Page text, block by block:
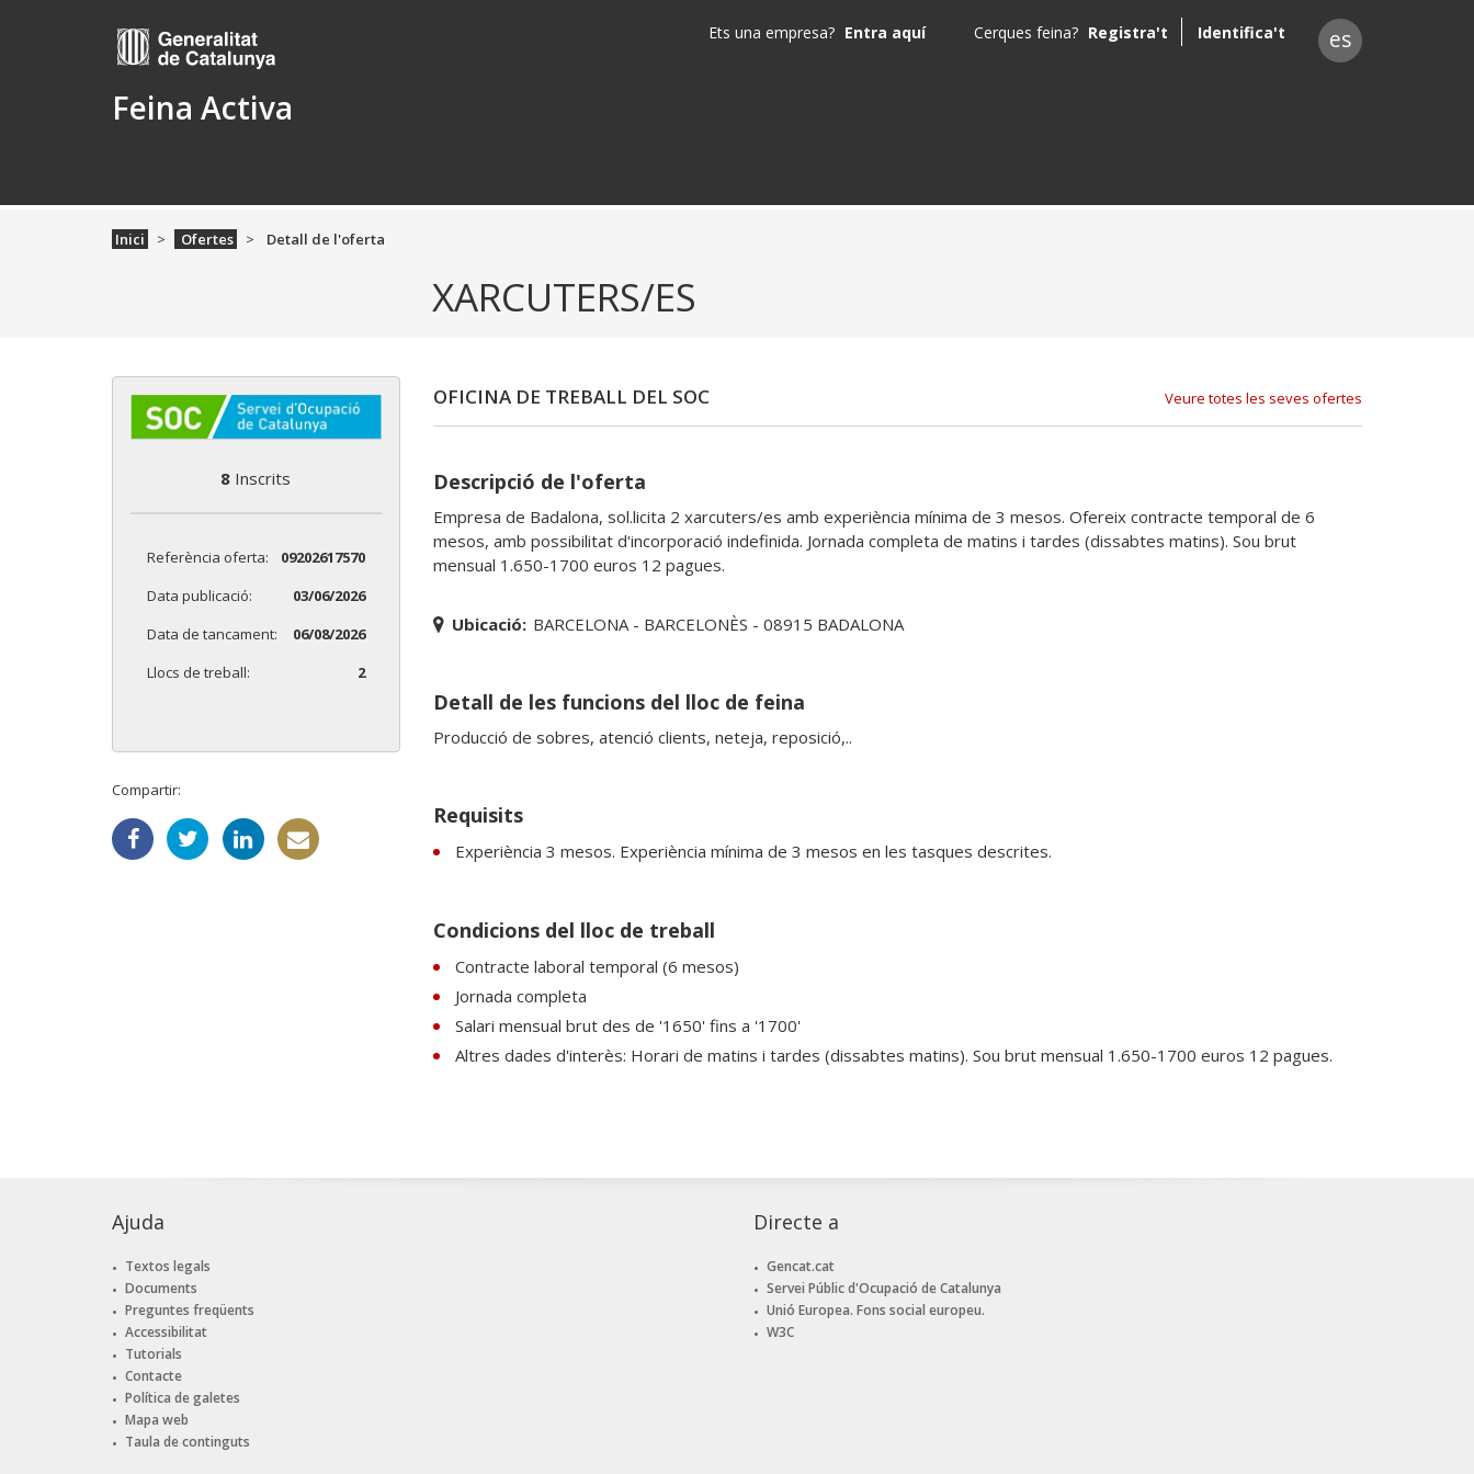
Feina Activa
Ets una empresa? Entra aquí Cerques feina? Registra't Identifica't es
Inici Ofertes Detall de l'oferta
XARCUTERS/ES
8 Inscrits
Referència oferta:
09202617570
Data publicació:
03/06/2026
Data de tancament:
06/08/2026
Llocs de treball:
2
Compartir:
OFICINA DE TREBALL DEL SOC Veure totes les seves ofertes
Descripció de l'oferta
Empresa de Badalona, sol.licita 2 xarcuters/es amb experiència mínima de 3 mesos. Ofereix contracte temporal de 6
mesos, amb possibilitat d'incorporació indefinida. Jornada completa de matins i tardes (dissabtes matins). Sou brut
mensual 1.650-1700 euros 12 pagues.
Ubicació: BARCELONA - BARCELONÈS - 08915 BADALONA
Detall de les funcions del lloc de feina
Producció de sobres, atenció clients, neteja, reposició,..
Requisits
Experiència 3 mesos. Experiència mínima de 3 mesos en les tasques descrites.
Condicions del lloc de treball
Contracte laboral temporal (6 mesos)
Jornada completa
Salari mensual brut des de '1650' fins a '1700'
Altres dades d'interès: Horari de matins i tardes (dissabtes matins). Sou brut mensual 1.650-1700 euros 12 pagues.
Ajuda
Textos legals
Documents
Preguntes freqüents
Accessibilitat
Tutorials
Contacte
Política de galetes
Mapa web
Taula de continguts
Directe a
Gencat.cat
Servei Públic d'Ocupació de Catalunya
Unió Europea. Fons social europeu.
W3C